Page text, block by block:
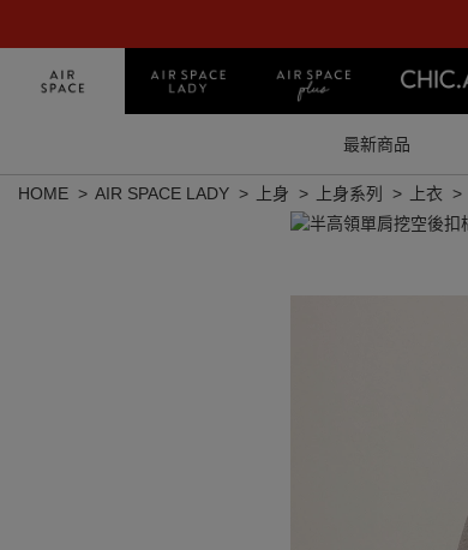
最新商品
HOME AIR SPACE LADY 上身 上身系列 上衣